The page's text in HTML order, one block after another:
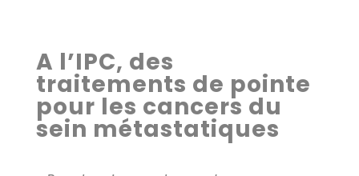
A l’IPC, des
traitements de pointe
pour les cancers du
sein métastatiques